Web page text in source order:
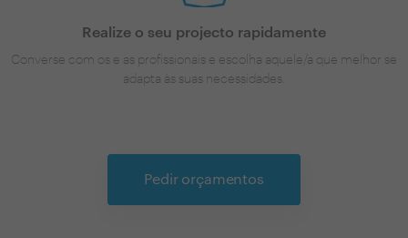
Realize o seu projecto rapidamente
Converse com os e as profissionais e escolha aquele/a que melhor se
adapta às suas necessidades.
Pedir orçamentos